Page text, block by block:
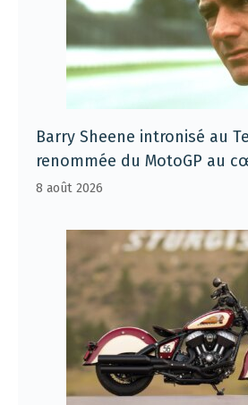
Barry Sheene intronisé au
renommée du MotoGP au
8 août 2026